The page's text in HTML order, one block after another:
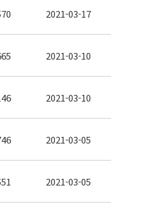
2021-03-17
2021-03-10
2021-03-10
2021-03-05
2021-03-05